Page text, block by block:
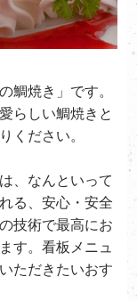
鯛焼き」です。
らしい鯛焼きと
ください。
、なんといって
る、安心・安全
技術で最高にお
す。看板メニュ
ただきたいおす